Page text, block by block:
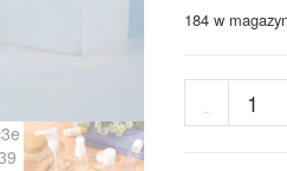
184 w
-
Zestaw